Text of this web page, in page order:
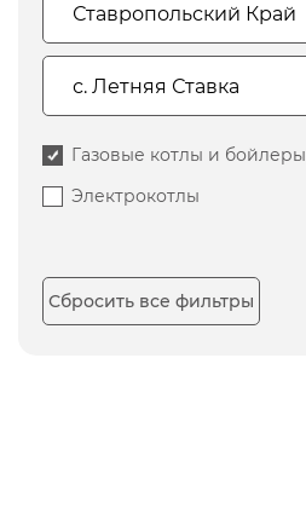
Газовые котлы и бойлеры
Электрокотлы
Сбросить все фильтры